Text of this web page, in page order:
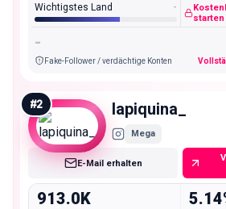
Wichtigstes Land -
starten
-
Fake-Follower / verdächtige Konten
#2 lapiquina_
Mega
E-Mail erhalten
913.0K